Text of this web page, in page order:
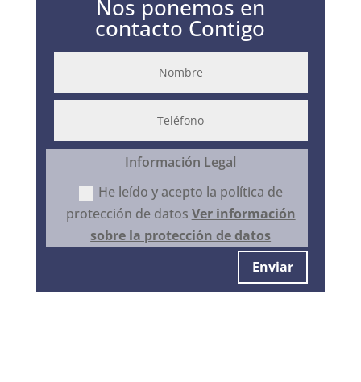
Nos ponemos en
contacto Contigo
Información Legal
He leído y acepto la política de
protección de datos Ver información
sobre la protección de datos
Enviar